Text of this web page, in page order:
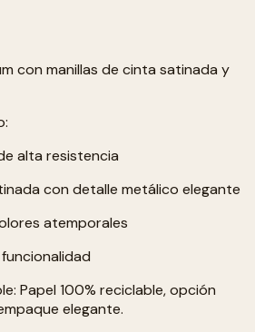
con manillas de cinta satinada y
alta resistencia
con detalle metálico elegante
atemporales
Papel 100% reciclable, opción
elegante.